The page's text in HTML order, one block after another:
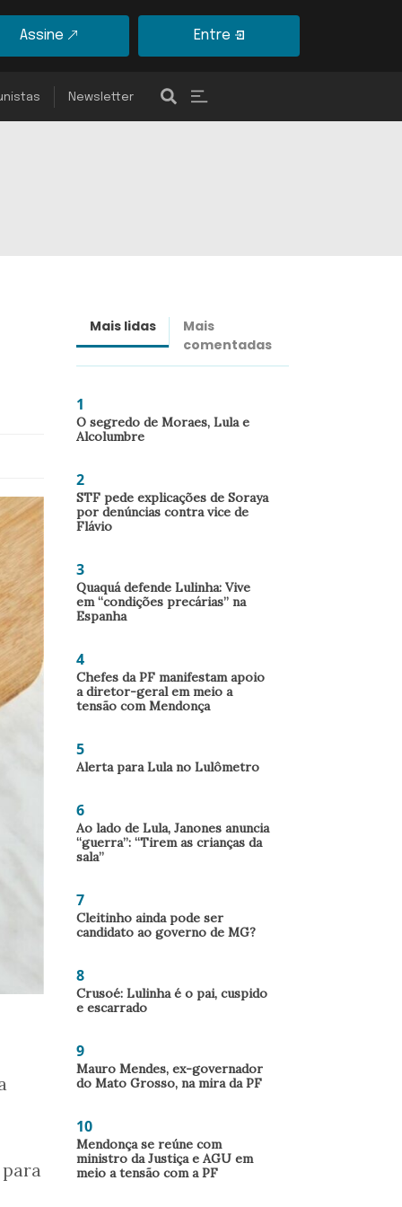
Assine Entre
Newsletter
Mais lidas
Mais
comentadas
1
O segredo de Moraes, Lula e
Alcolumbre
2
STF pede explicações de Soraya
por denúncias contra vice de
Flávio
3
Quaquá defende Lulinha: Vive
em “condições precárias” na
Espanha
4
Chefes da PF manifestam apoio
a diretor-geral em meio a
tensão com Mendonça
5
Alerta para Lula no Lulômetro
6
Ao lado de Lula, Janones anuncia
“guerra”: “Tirem as crianças da
sala”
7
Cleitinho ainda pode ser
candidato ao governo de MG?
8
Crusoé: Lulinha é o pai, cuspido
e escarrado
9
Mauro Mendes, ex-governador
do Mato Grosso, na mira da PF
10
Mendonça se reúne com
ministro da Justiça e AGU em
meio a tensão com a PF